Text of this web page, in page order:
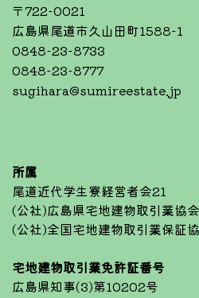
106号室
36,000円/月
202号室
36,000円/月
〒722-0021
広島県尾道市久山田町1588-1
0848-23-8733
0848-23-8777
sugihara@sumireestate.jp
所属
尾道近代学生寮経営者会21
(公社)広島県宅地建物取引業協会
(公社)全国宅地建物取引業保証
宅地建物取引業免許証番号
広島県知事(3)第10202号